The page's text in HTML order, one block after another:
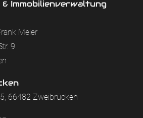
& Immobilienverwaltung
Meier
9
66482 Zweibrücken